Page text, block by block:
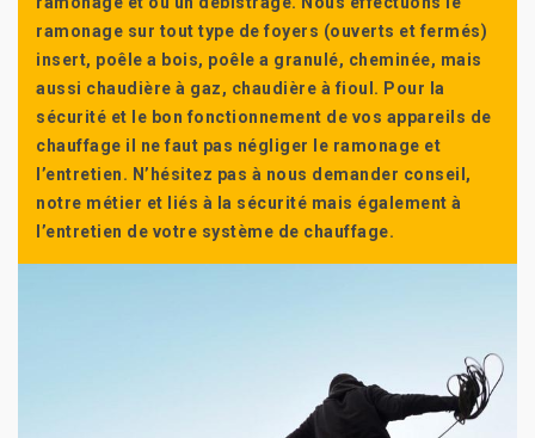
ramonage sur tout type de foyers (ouverts et fermés)
insert, poêle a bois, poêle a granulé, cheminée, mais
aussi chaudière à gaz, chaudière à fioul. Pour la
sécurité et le bon fonctionnement de vos appareils de
chauffage il ne faut pas négliger le ramonage et
l’entretien. N’hésitez pas à nous demander conseil,
notre métier et liés à la sécurité mais également à
l’entretien de votre système de chauffage.